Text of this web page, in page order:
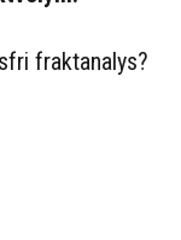
fraktanalys?